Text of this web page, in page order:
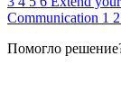
Communication 1 2
Помогло